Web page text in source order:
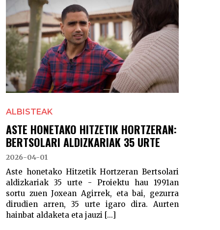
ALBISTEAK
ASTE HONETAKO HITZETIK HORTZERAN:
BERTSOLARI ALDIZKARIAK 35 URTE
2026-04-01
Aste honetako Hitzetik Hortzeran Bertsolari
aldizkariak 35 urte - Proiektu hau 1991an
sortu zuen Joxean Agirrek, eta bai, gezurra
dirudien arren, 35 urte igaro dira. Aurten
hainbat aldaketa eta jauzi [...]